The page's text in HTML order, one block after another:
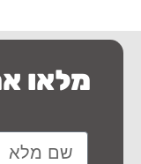
מלאו